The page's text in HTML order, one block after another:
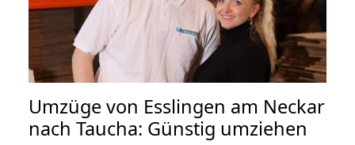
Umzüge von Esslingen am Neckar
nach Taucha: Günstig umziehen